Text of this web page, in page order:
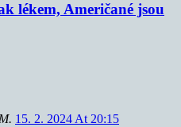
lékem, Američané jsou
15. 2. 2024 At 20:15